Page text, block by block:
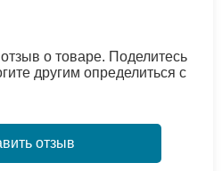
о товаре. Поделитесь
другим определиться с
отзыв